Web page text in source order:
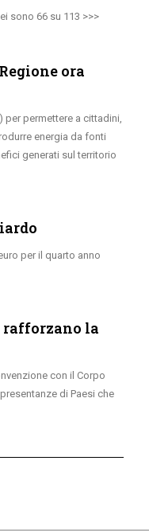
sono 66 su 113
ora
per permettere a cittadini,
energia da fonti
generati sul territorio
per il quarto anno
rafforzano la
con il Corpo
di Paesi che